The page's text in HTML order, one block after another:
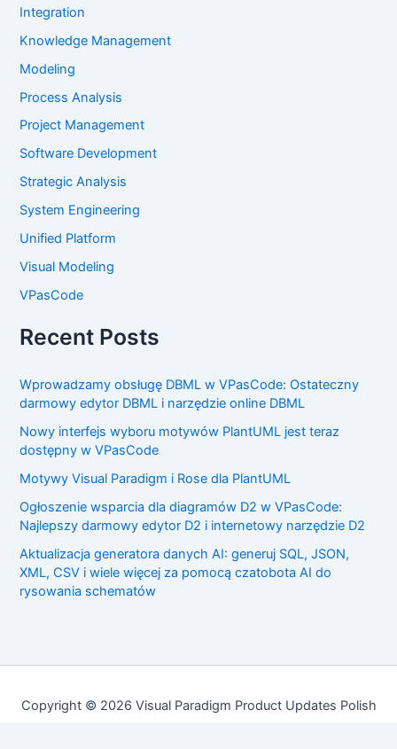
Integration
Knowledge Management
Modeling
Process Analysis
Project Management
Software Development
Strategic Analysis
System Engineering
Unified Platform
Visual Modeling
VPasCode
Recent Posts
Wprowadzamy obsługę DBML w VPasCode: Ostateczny
darmowy edytor DBML i narzędzie online DBML
Nowy interfejs wyboru motywów PlantUML jest teraz
dostępny w VPasCode
Motywy Visual Paradigm i Rose dla PlantUML
Ogłoszenie wsparcia dla diagramów D2 w VPasCode:
Najlepszy darmowy edytor D2 i internetowy narzędzie D2
Aktualizacja generatora danych AI: generuj SQL, JSON,
XML, CSV i wiele więcej za pomocą czatobota AI do
rysowania schematów
Copyright © 2026 Visual Paradigm Product Updates Polish